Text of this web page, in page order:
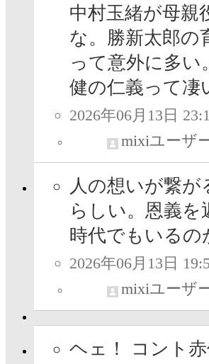
中村玉緒が母親
な。勝新太郎の
って意外に多い
健の仁義って凄
2026年06月13日
mixiユーザ
人の想いが繋が
らしい。恩義を
時代でもいるの
2026年06月13日
mixiユーザ
ヘェ！ コント